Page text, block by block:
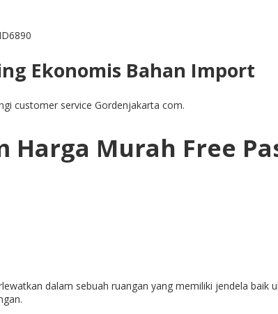
Ekonomis Bahan Import
customer service Gordenjakarta com.
Harga Murah Free
dalam sebuah ruangan yang memiliki jendela